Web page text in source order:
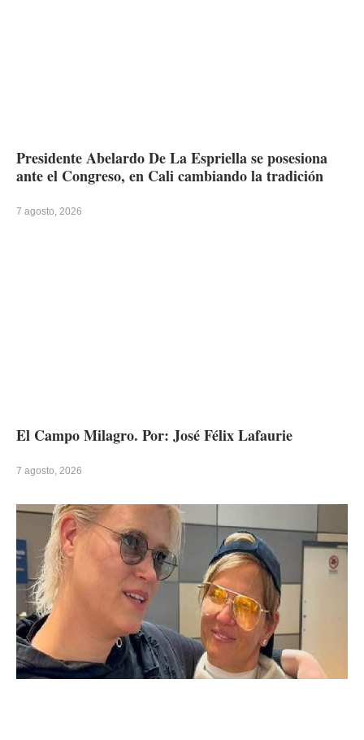
Presidente Abelardo De La Espriella se posesiona
ante el Congreso, en Cali cambiando la tradición
7 agosto, 2026
El Campo Milagro. Por: José Félix Lafaurie
7 agosto, 2026